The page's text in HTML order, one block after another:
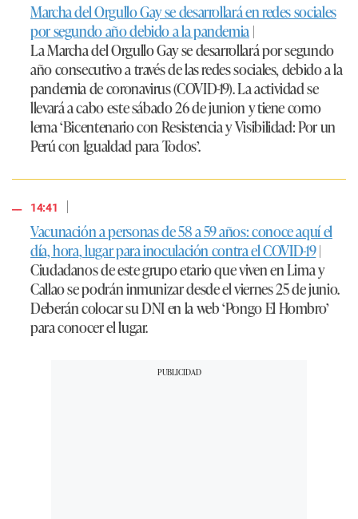
Marcha del Orgullo Gay se desarrollará en redes sociales
por segundo año debido a la pandemia|
La Marcha del Orgullo Gay se desarrollará por segundo
año consecutivo a través de las redes sociales, debido a la
pandemia de coronavirus (COVID-19). La actividad se
llevará a cabo este sábado 26 de junion y tiene como
lema ‘Bicentenario con Resistencia y Visibilidad: Por un
Perú con Igualdad para Todos’.
14:41
|
Vacunación a personas de 58 a 59 años: conoce aquí el
día, hora, lugar para inoculación contra el COVID-19|
Ciudadanos de este grupo etario que viven en Lima y
Callao se podrán inmunizar desde el viernes 25 de junio.
Deberán colocar su DNI en la web ‘Pongo El Hombro’
para conocer el lugar.